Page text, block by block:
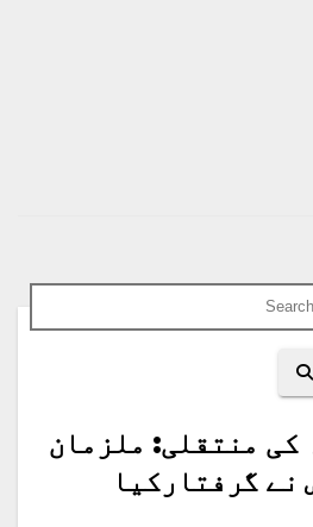
منتقلی: ملزمان
گرفتارکیا